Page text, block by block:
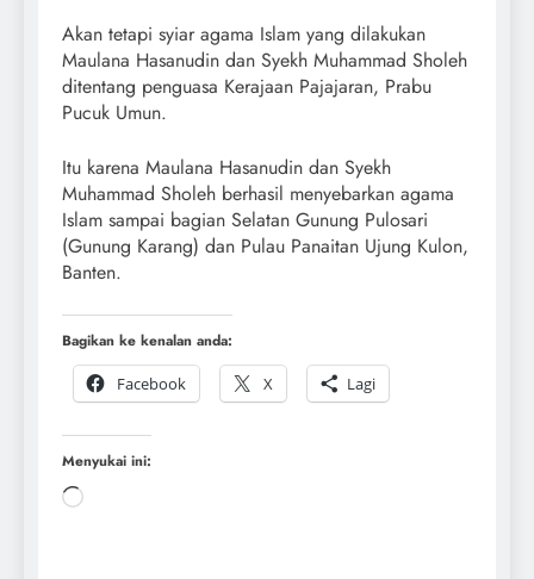
Akan tetapi syiar agama Islam yang dilakukan
Maulana Hasanudin dan Syekh Muhammad Sholeh
ditentang penguasa Kerajaan Pajajaran, Prabu
Pucuk Umun.
Itu karena Maulana Hasanudin dan Syekh
Muhammad Sholeh berhasil menyebarkan agama
Islam sampai bagian Selatan Gunung Pulosari
(Gunung Karang) dan Pulau Panaitan Ujung Kulon,
Banten.
Bagikan ke kenalan anda:
Facebook
X Lagi
Menyukai ini: